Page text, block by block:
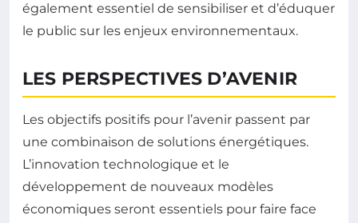
également essentiel de sensibiliser et d’éduquer
le public sur les enjeux environnementaux.
LES PERSPECTIVES D’AVENIR
Les objectifs positifs pour l’avenir passent par
une combinaison de solutions énergétiques.
L’innovation technologique et le
développement de nouveaux modèles
économiques seront essentiels pour faire face